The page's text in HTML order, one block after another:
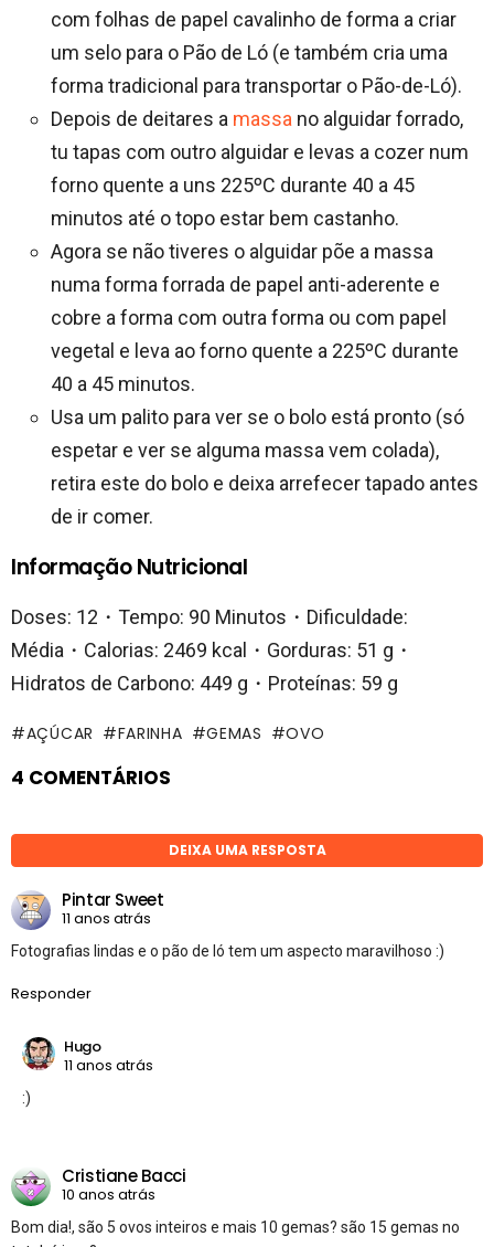
com folhas de papel cavalinho de forma a criar
um selo para o Pão de Ló (e também cria uma
forma tradicional para transportar o Pão-de-Ló).
Depois de deitares a massa no alguidar forrado,
tu tapas com outro alguidar e levas a cozer num
forno quente a uns 225ºC durante 40 a 45
minutos até o topo estar bem castanho.
Agora se não tiveres o alguidar põe a massa
numa forma forrada de papel anti-aderente e
cobre a forma com outra forma ou com papel
vegetal e leva ao forno quente a 225ºC durante
40 a 45 minutos.
Usa um palito para ver se o bolo está pronto (só
espetar e ver se alguma massa vem colada),
retira este do bolo e deixa arrefecer tapado antes
de ir comer.
Informação Nutricional
Doses: 12・Tempo: 90 Minutos・Dificuldade:
Média・Calorias: 2469 kcal・Gorduras: 51 g・
Hidratos de Carbono: 449 g・Proteínas: 59 g
AÇÚCAR FARINHA GEMAS OVO
4 COMENTÁRIOS
DEIXA UMA RESPOSTA
Pintar Sweet
11 anos atrás
Fotografias lindas e o pão de ló tem um aspecto maravilhoso :)
Responder
Hugo
11 anos atrás
:)
Cristiane Bacci
10 anos atrás
Bom dia!, são 5 ovos inteiros e mais 10 gemas? são 15 gemas no